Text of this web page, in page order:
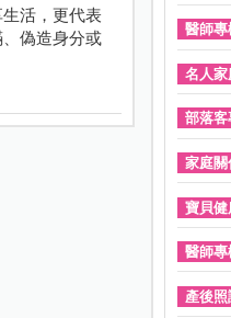
活，更代表
偽造身分或
醫師專
名人家
部落客
家庭關
寶貝健
醫師專
產後照